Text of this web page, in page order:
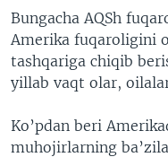
Bungacha AQSh
Amerika fuqaroligini
tashqariga chiqib
yillab vaqt olar,
Ko’pdan beri
muhojirlarning